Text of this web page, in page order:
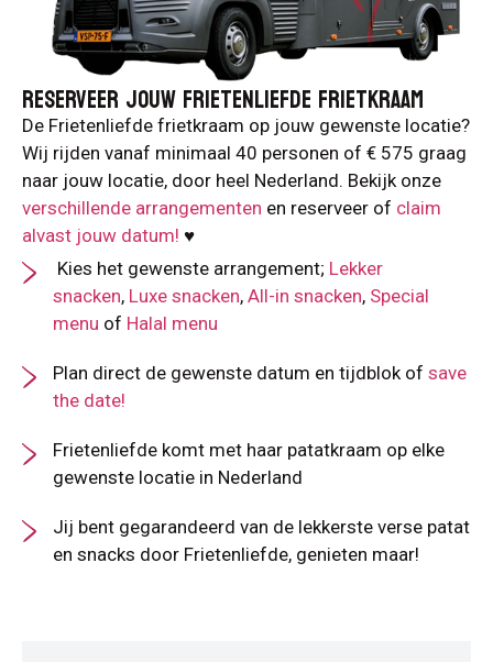
RESERVEER JOUW FRIETENLIEFDE FRIETKRAAM
De Frietenliefde frietkraam op jouw gewenste locatie?
Wij rijden vanaf minimaal 40 personen of € 575 graag
naar jouw locatie, door heel Nederland. Bekijk onze
verschillende arrangementen en reserveer of claim
alvast jouw datum! ♥️
Kies het gewenste arrangement; Lekker
snacken, Luxe snacken, All-in snacken, Special
menu of Halal menu
Plan direct de gewenste datum en tijdblok of save
the date!
Frietenliefde komt met haar patatkraam op elke
gewenste locatie in Nederland
Jij bent gegarandeerd van de lekkerste verse patat
en snacks door Frietenliefde, genieten maar!